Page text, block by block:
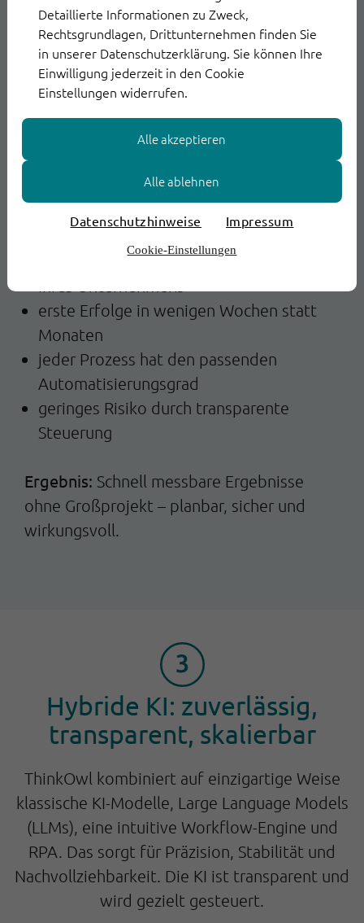
Detaillierte Informationen zu Zweck,
Rechtsgrundlagen, Drittunternehmen finden Sie
in unserer Datenschutzerklärung. Sie können Ihre
Einwilligung jederzeit in den Cookie
Einstellungen widerrufen.
Datenschutzhinweise Impressum
Cookie-Einstellungen
Alle ablehnen
Alle akzeptieren
So profitieren Sie:
Einführung und Skalierung im Tempo
erste Erfolge in wenigen Wochen statt
Monaten
jeder Prozess hat den passenden
Automatisierungsgrad
geringes Risiko durch transparente
Steuerung
Ergebnis: Schnell messbare Ergebnisse
ohne Großprojekt – planbar, sicher und
wirkungsvoll.
Hybride KI: zuverlässig,
transparent, skalierbar
ThinkOwl kombiniert auf einzigartige Weise
klassische KI-Modelle, Large Language Models
(LLMs), eine intuitive Workflow-Engine und
RPA. Das sorgt für Präzision, Stabilität und
Nachvollziehbarkeit. Die KI ist transparent und
wird gezielt gesteuert.